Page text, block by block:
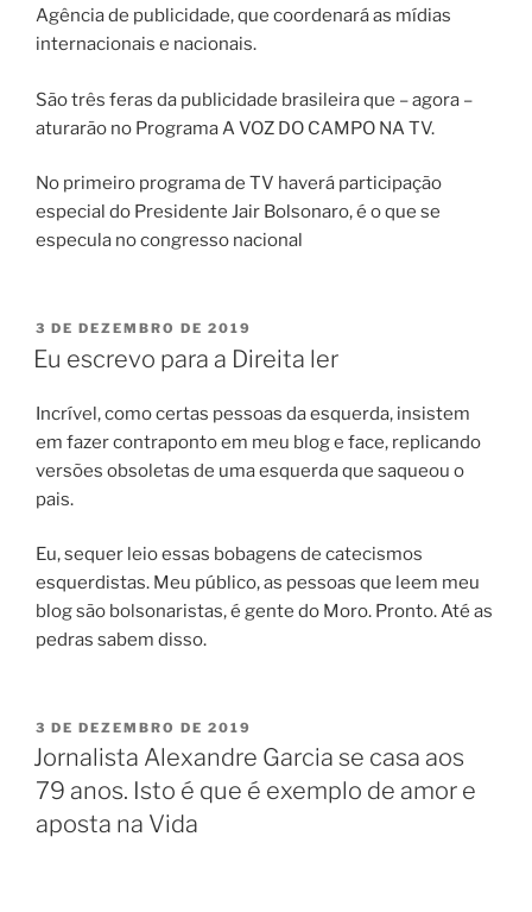
Agência de publicidade, que coordenará as mídias
internacionais e nacionais.
São três feras da publicidade brasileira que – agora –
aturarão no Programa A VOZ DO CAMPO NA TV.
No primeiro programa de TV haverá participação
especial do Presidente Jair Bolsonaro, é o que se
especula no congresso nacional
PUBLICADO
EM
3 DE DEZEMBRO DE 2019
Eu escrevo para a Direita ler
Incrível, como certas pessoas da esquerda, insistem
em fazer contraponto em meu blog e face, replicando
versões obsoletas de uma esquerda que saqueou o
pais.
Eu, sequer leio essas bobagens de catecismos
esquerdistas. Meu público, as pessoas que leem meu
blog são bolsonaristas, é gente do Moro. Pronto. Até as
pedras sabem disso.
PUBLICADO
EM
3 DE DEZEMBRO DE 2019
Jornalista Alexandre Garcia se casa aos
79 anos. Isto é que é exemplo de amor e
aposta na Vida